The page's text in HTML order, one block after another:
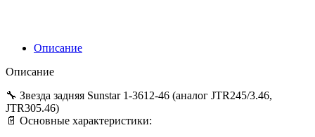
Описание
Описание
🔧 Звезда задняя Sunstar 1‑3612‑46 (аналог JTR245/3.46,
JTR305.46)
📄 Основные характеристики: